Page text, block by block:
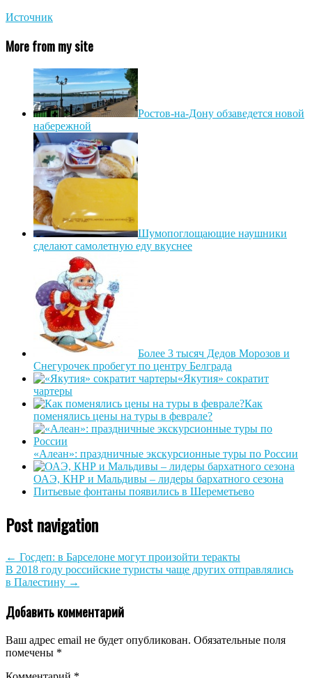
Источник
More from my site
Ростов-на-Дону обзаведется новой
набережной
Шумопоглощающие наушники
сделают самолетную еду вкуснее
Более 3 тысяч Дедов Морозов и
Снегурочек пробегут по центру Белграда
«Якутия» сократит
чартеры
Как
поменялись цены на туры в феврале?
«Алеан»: праздничные экскурсионные туры по России
ОАЭ, КНР и Мальдивы – лидеры бархатного сезона
Питьевые фонтаны появились в Шереметьево
Post navigation
← Госдеп: в Барселоне могут произойти теракты
В 2018 году российские туристы чаще других отправлялись
в Палестину →
Добавить комментарий
Ваш адрес email не будет опубликован. Обязательные поля
помечены *